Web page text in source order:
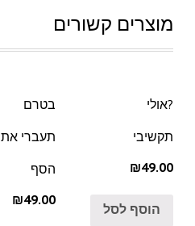
מוצרים קשורים
?אולי
תקשיבי
₪49.00
הוסף לסל
בטרם
תעברי את
הסף
₪49.00